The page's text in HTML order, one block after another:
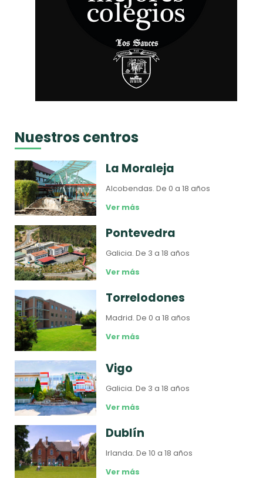
Nuestros centros
La Moraleja
Alcobendas.De 0 a 18 años
Ver más
Pontevedra
Galicia.De 3 a 18 años
Ver más
Torrelodones
Madrid.De 0 a 18 años
Ver más
Vigo
Galicia.De 3 a 18 años
Ver más
Dublín
Irlanda.De 10 a 18 años
Ver más